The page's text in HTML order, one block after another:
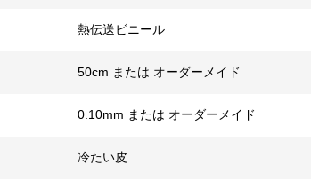
熱伝送ビニール
50cm または オーダーメイド
0.10mm または オーダーメイド
冷たい皮